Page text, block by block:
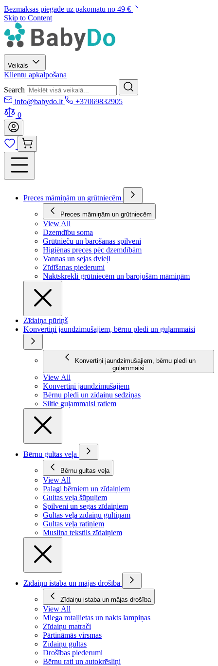
Bezmaksas piegāde uz pakomātu no 49 €
Skip to Content
Veikals
Klientu apkalpošana
Search
info@babydo.lt
+37069832905
0
Preces māmiņām un grūtniecēm
Preces māmiņām un grūtniecēm
View All
Dzemdību soma
Grūtnieču un barošanas spilveni
Higiēnas preces pēc dzemdībām
Vannas un sejas dvieļi
Zīdīšanas piederumi
Naktskrekli grūtniecēm un barojošām māmiņām
Zīdaiņa pūriņš
Konvertiņi jaundzimušajiem, bērnu pledi un guļammaisi
Konvertiņi jaundzimušajiem, bērnu pledi un
guļammaisi
View All
Konvertiņi jaundzimušajiem
Bērnu pledi un zīdaiņu sedziņas
Siltie guļammaisi ratiem
Bērnu gultas veļa
Bērnu gultas veļa
View All
Palagi bērniem un zīdaiņiem
Gultas veļa šūpuļiem
Spilveni un segas zīdaiņiem
Gultas veļa zīdaiņu gultiņām
Gultas veļa ratiņiem
Muslina tekstils zīdaiņiem
Zīdaiņu istaba un mājas drošība
Zīdaiņu istaba un mājas drošība
View All
Miega rotaļlietas un nakts lampiņas
Zīdaiņu matrači
Pārtināmās virsmas
Zīdaiņu gultas
Drošības piederumi
Bērnu rati un autokrēsliņi